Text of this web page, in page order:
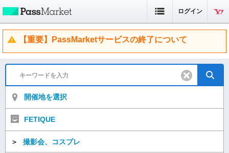
ログイン
【重要】PassMarketサービスの終了について
開催地を選択
FETIQUE
＞ 撮影会、コスプレ